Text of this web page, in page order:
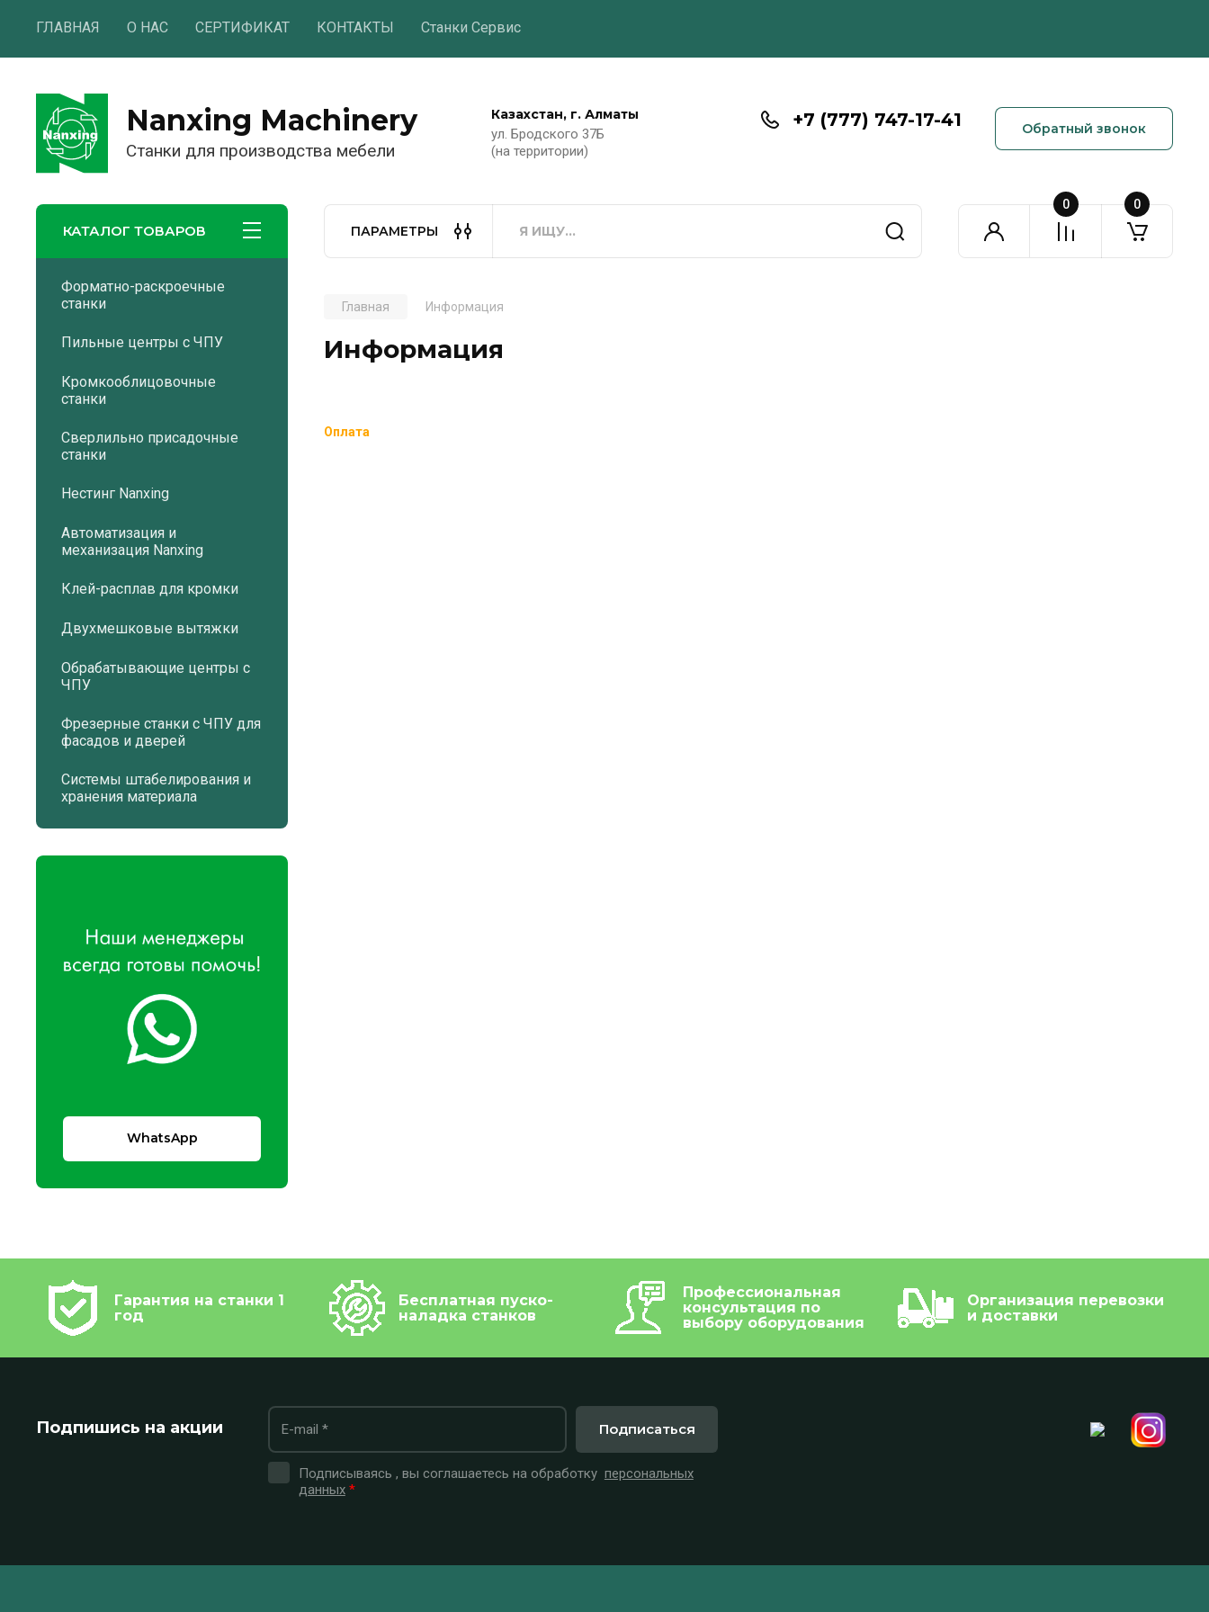
ГЛАВНАЯ О НАС СЕРТИФИКАТ КОНТАКТЫ Станки Сервис
Nanxing Machinery
Станки для производства мебели
Казахстан, г. Алматы
ул. Бродского 37Б
(на территории)
+7 (777) 747-17-41 Обратный звонок
КАТАЛОГ ТОВАРОВ ПАРАМЕТРЫ
0 0
Форматно-раскроечные
станки
Пильные центры с ЧПУ
Кромкооблицовочные
станки
Сверлильно присадочные
станки
Нестинг Nanxing
Автоматизация и
механизация Nanxing
Клей-расплав для кромки
Двухмешковые вытяжки
Обрабатывающие центры с
ЧПУ
Фрезерные станки с ЧПУ для
фасадов и дверей
Системы штабелирования и
хранения материала
WhatsApp
Главная Информация
Информация
Оплата
Гарантия на станки 1
год
Бесплатная пуско-
наладка станков
Профессиональная
консультация по
выбору оборудования
Организация перевозки
и доставки
Подпишись на акции
Подписываясь , вы соглашаетесь на обработку персональных
данных *
Подписаться